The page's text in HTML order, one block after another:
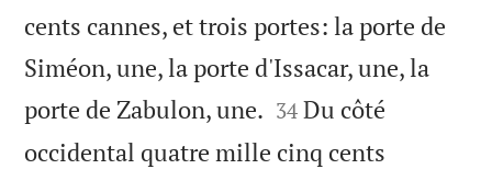
cents cannes, et trois portes: la porte de
Siméon, une, la porte d'Issacar, une, la
porte de Zabulon, une. 

34 Du côté
occidental quatre mille cinq cents